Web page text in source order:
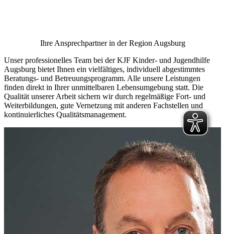
Ihre Ansprechpartner in der Region Augsburg
Unser professionelles Team bei der KJF Kinder- und Jugendhilfe
Augsburg bietet Ihnen ein vielfältiges, individuell abgestimmtes
Beratungs- und Betreuungsprogramm. Alle unsere Leistungen
finden direkt in Ihrer unmittelbaren Lebensumgebung statt. Die
Qualität unserer Arbeit sichern wir durch regelmäßige Fort- und
Weiterbildungen, gute Vernetzung mit anderen Fachstellen und
kontinuierliches Qualitätsmanagement.